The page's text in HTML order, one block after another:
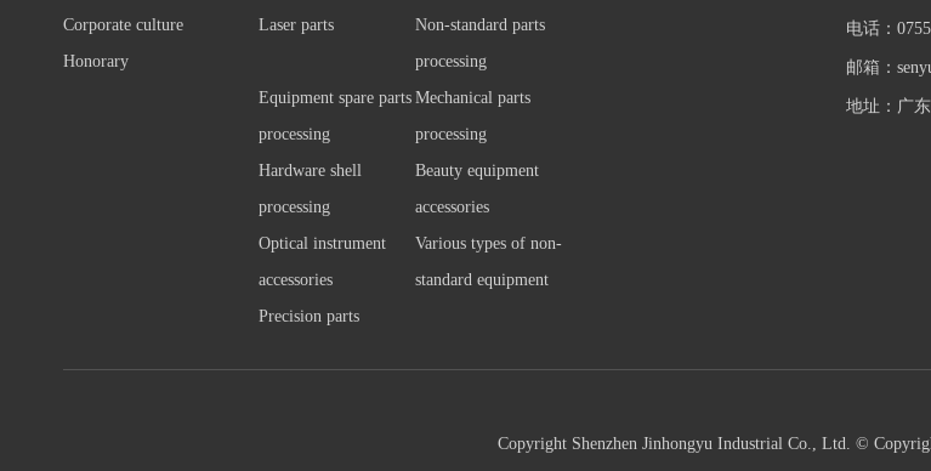
Corporate culture
Honorary
Laser parts
Non-standard parts
processing
Equipment spare parts
processing
Mechanical parts
processing
Hardware shell
processing
Beauty equipment
accessories
Optical instrument
accessories
Various types of non-
standard equipment
Precision parts
电话：
邮箱：
地址：
Copyright Shenzhen Jinhongyu Industrial Co., Ltd. ©